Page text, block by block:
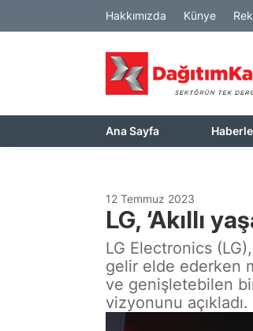
Hakkımızda Künye
Ana Sayfa
12 Temmuz 2023
LG, ‘Akıllı
LG Electronics
gelir elde ederken
ve genişletebilen
vizyonunu açıkladı.